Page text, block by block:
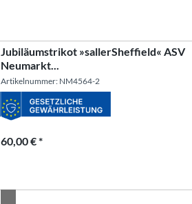
Jubiläumstrikot »sallerSheffield« ASV
Neumarkt...
Artikelnummer: NM4564-2
60,00 € *